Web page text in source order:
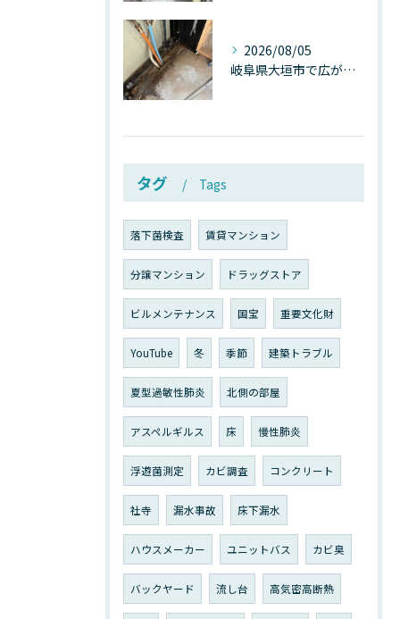
2026/08/05
岐阜県大垣市で広がる“深層カビ汚染”──なぜ除カビが必要なのか、建物内部で起きている見えない危機
タグ Tags
落下菌検査 賃貸マンション
分譲マンション ドラッグストア
ビルメンテナンス 国宝 重要文化財
YouTube 冬 季節 建築トラブル
夏型過敏性肺炎 北側の部屋
アスペルギルス 床 慢性肺炎
浮遊菌測定 カビ調査 コンクリート
社寺 漏水事故 床下漏水
ハウスメーカー ユニットバス カビ臭
バックヤード 流し台 高気密高断熱